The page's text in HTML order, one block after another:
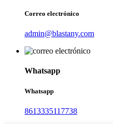
Correo electrónico
admin@blastany.com
Whatsapp
Whatsapp
8613335117738